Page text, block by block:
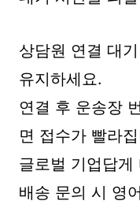
상담원 연결 대
유지하세요.
연결 후 운송장
면 접수가 빨라
글로벌 기업답게
배송 문의 시 영